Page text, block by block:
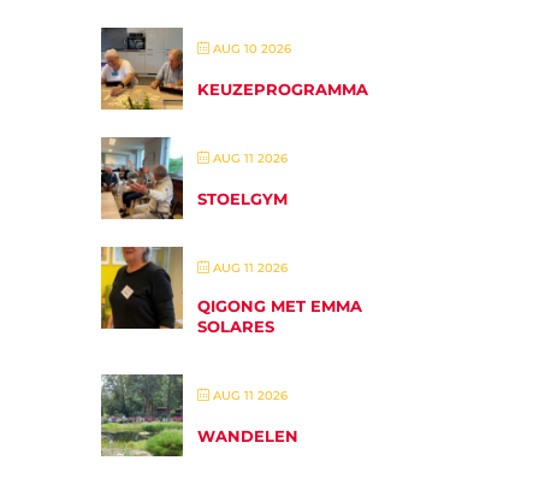
AUG 10 2026
KEUZEPROGRAMMA
AUG 11 2026
STOELGYM
AUG 11 2026
QIGONG MET EMMA
SOLARES
AUG 11 2026
WANDELEN